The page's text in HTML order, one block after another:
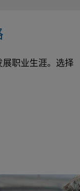
展职业生涯。选择